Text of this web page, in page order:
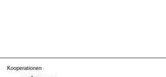
Kooperationen